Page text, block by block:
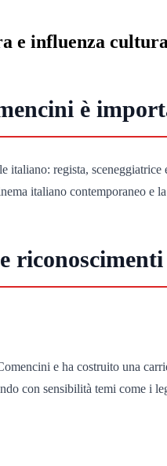
e influenza
è
regista,
italiano contemporaneo e
riconoscimenti
e ha costruito una
con sensibilità temi come i